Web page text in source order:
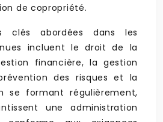
de copropriété.
clés abordées dans les
incluent le droit de la
financière, la gestion
des risques et la
se formant régulièrement,
une administration